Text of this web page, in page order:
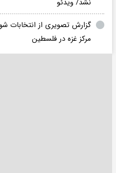
گزارش تصویری از انتخابات
مرکز غزه در فلسطین